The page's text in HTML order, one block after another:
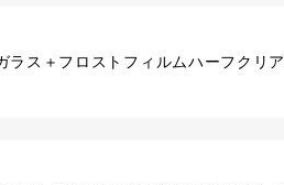
ラス＋フロストフィルムハーフクリア